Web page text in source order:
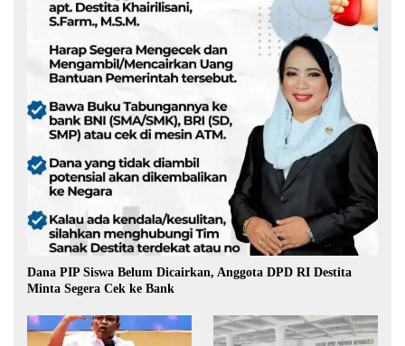
Dana PIP Siswa Belum Dicairkan, Anggota DPD RI Destita
Minta Segera Cek ke Bank